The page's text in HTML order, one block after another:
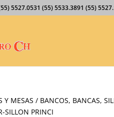
5527.0531 (55) 5533.3891 (55)
Y MESAS / BANCOS, BANCAS,
PRINCI